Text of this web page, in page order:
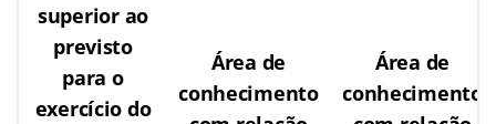
superior ao
previsto
para o
exercício do
Área de
conhecimento
Área de
conhecimento